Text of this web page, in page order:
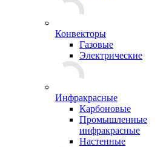
Конвекторы
Газовые
Электрические
Инфракрасные
Карбоновые
Промышленные
инфракрасные
Настенные